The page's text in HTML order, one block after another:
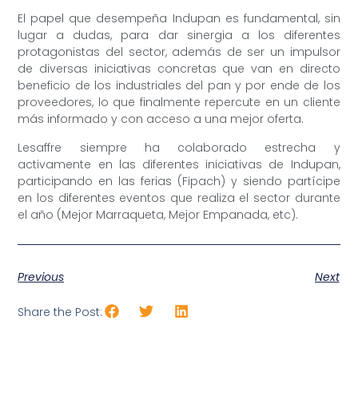
El papel que desempeña Indupan es fundamental, sin
lugar a dudas, para dar sinergia a los diferentes
protagonistas del sector, además de ser un impulsor
de diversas iniciativas concretas que van en directo
beneficio de los industriales del pan y por ende de los
proveedores, lo que finalmente repercute en un cliente
más informado y con acceso a una mejor oferta.
Lesaffre siempre ha colaborado estrecha y
activamente en las diferentes iniciativas de Indupan,
participando en las ferias (Fipach) y siendo partícipe
en los diferentes eventos que realiza el sector durante
el año (Mejor Marraqueta, Mejor Empanada, etc).
Previous Next
Share the Post: